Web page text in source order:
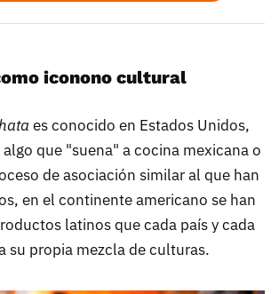
iconono cultural
es conocido en Estados Unidos,
que "suena" a cocina mexicana o
de asociación similar al que han
en el continente americano se han
latinos que cada país y cada
su propia mezcla de culturas.